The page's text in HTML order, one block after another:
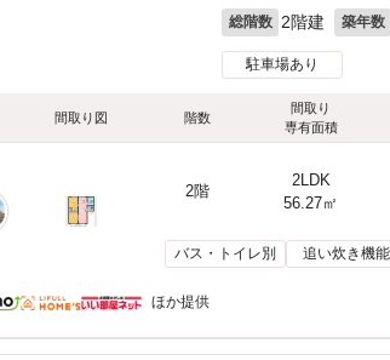
総階数 2階建 築年数
駐車場あり
間取り図 階数
間取り
専有面積
2階
2LDK
56.27㎡
バス・トイレ別 追い炊き機能
ほか提供